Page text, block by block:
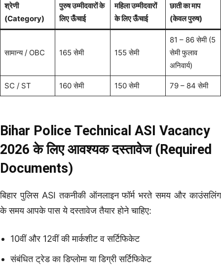
श्रेणी
(Category)
पुरुष उम्मीदवारों के
लिए ऊँचाई
महिला उम्मीदवारों
के लिए ऊँचाई
छाती का माप
(केवल पुरुष)
सामान्य / OBC 165 सेमी 155 सेमी
81 – 86 सेमी (5
सेमी फुलाव
अनिवार्य)
SC / ST 160 सेमी 150 सेमी 79 – 84 सेमी
Bihar Police Technical ASI Vacancy
2026 के लिए आवश्यक दस्तावेज (Required
Documents)
बिहार पुलिस ASI तकनीकी ऑनलाइन फॉर्म भरते समय और काउंसलिंग
के समय आपके पास ये दस्तावेज तैयार होने चाहिए:
10वीं और 12वीं की मार्कशीट व सर्टिफिकेट
संबंधित ट्रेड का डिप्लोमा या डिग्री सर्टिफिकेट